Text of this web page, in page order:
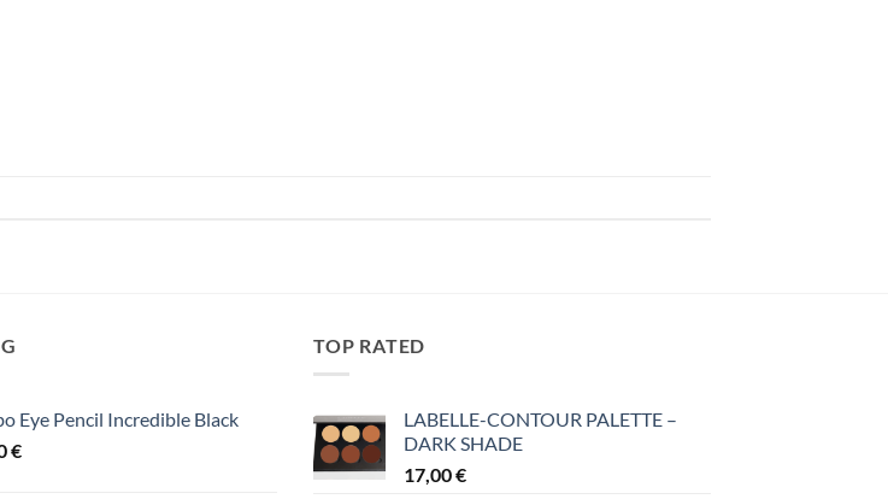
Eye Pencil Incredible Black
€
TOP RATED
LABELLE-CONTOUR PALETTE –
DARK SHADE
17,00€